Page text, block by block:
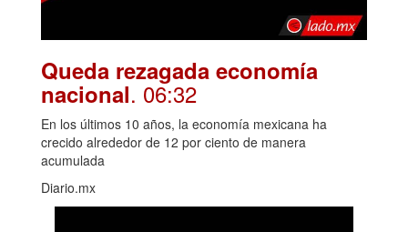
Queda rezagada economía
nacional. 06:32
En los últimos 10 años, la economía mexicana ha
crecido alrededor de 12 por ciento de manera
acumulada
Diario.mx